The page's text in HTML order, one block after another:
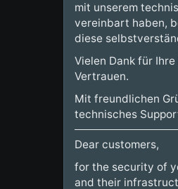
mit unserem
vereinbart haben,
diese
Vielen Dank für
Vertrauen.
Mit freundlichen
technisches
Dear customers,
for the security of
and their